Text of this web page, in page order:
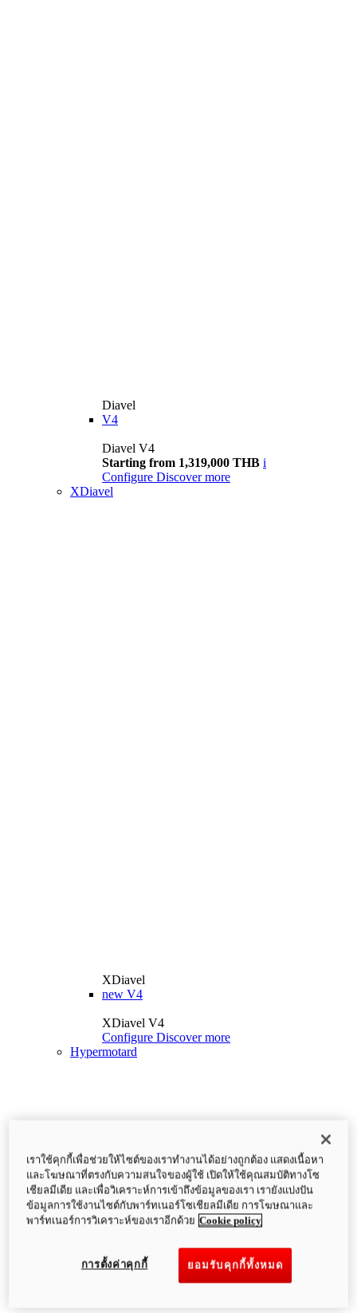
Diavel
V4
Diavel V4
Starting from 1,319,000 THB i
Configure Discover more
XDiavel
XDiavel
new V4
XDiavel V4
Configure Discover more
Hypermotard
เราใช้คุกกี้เพื่อช่วยให้ไซต์ของเราทำงานได้อย่างถูกต้อง แสดงเนื้อหา
และโฆษณาที่ตรงกับความสนใจของผู้ใช้ เปิดให้ใช้คุณสมบัติทางโซ
เชียลมีเดีย และเพื่อวิเคราะห์การเข้าถึงข้อมูลของเรา เรายังแบ่งปัน
ข้อมูลการใช้งานไซต์กับพาร์ทเนอร์โซเชียลมีเดีย การโฆษณาและ
พาร์ทเนอร์การวิเคราะห์ของเราอีกด้วย Cookie policy
ยอมรับคุกกี้ทั้งหมด
การตั้งค่าคุกกี้